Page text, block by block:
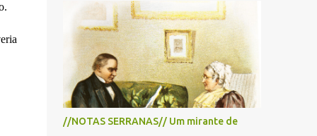
realização do L'Étape Serra Negra by Tour
de France presented by Nubank.
Considerado o principal circuito de ciclismo
amador da América Latina, o evento reunirá
atletas de diferentes regiões do país e terá
percursos passando pelos municípios de
Serra Negra, Amparo, Monte Alegre do Sul,
Lindoia e Socorro. Para garantir a segurança
//NOTAS SERRANAS// Um mirante de